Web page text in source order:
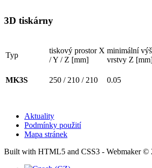
3D tiskárny
Typ
tiskový prostor X
/ Y / Z [mm]
minimální
vrstvy Z [mm]
MK3S
250 / 210 / 210 0.05
Aktuality
Podmínky použití
Mapa stránek
Built with HTML5 and CSS3 - Webmaker ©